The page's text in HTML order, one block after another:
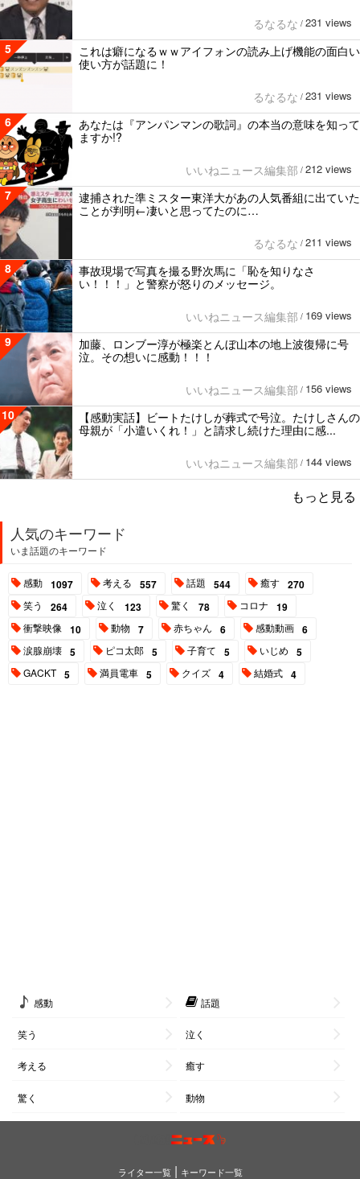
るなるな / 231 views
5
これは癖になるｗｗアイフォンの読み上げ機能の面白い
使い方が話題に！
るなるな / 231 views
6
あなたは『アンパンマンの歌詞』の本当の意味を知って
ますか!?
いいねニュース編集部 / 212 views
7
逮捕された準ミスター東洋大があの人気番組に出ていた
ことが判明←凄いと思ってたのに…
るなるな / 211 views
8
事故現場で写真を撮る野次馬に「恥を知りなさ
い！！！」と警察が怒りのメッセージ。
いいねニュース編集部 / 169 views
9
加藤、ロンブー淳が極楽とんぼ山本の地上波復帰に号
泣。その想いに感動！！！
いいねニュース編集部 / 156 views
10
【感動実話】ビートたけしが葬式で号泣。たけしさんの
母親が「小遣いくれ！」と請求し続けた理由に感...
いいねニュース編集部 / 144 views
もっと見る
人気のキーワード
いま話題のキーワード
感動 1097 考える 557 話題 544 癒す 270
笑う 264 泣く 123 驚く 78 コロナ 19
衝撃映像 10 動物 7 赤ちゃん 6 感動動画 6
涙腺崩壊 5 ピコ太郎 5 子育て 5 いじめ 5
GACKT 5 満員電車 5 クイズ 4 結婚式 4
感動 話題
笑う 泣く
考える 癒す
驚く 動物
ライター一覧| キーワード一覧